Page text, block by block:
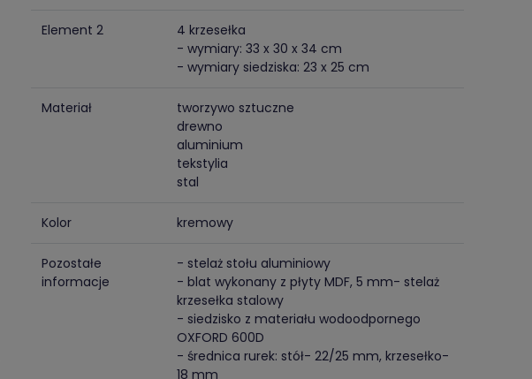
Element 2
4 krzesełka
- wymiary: 33 x 30 x 34 cm
- wymiary siedziska: 23 x 25 cm
Materiał
tworzywo sztuczne
drewno
aluminium
tekstylia
stal
Kolor kremowy
Pozostałe
informacje
- stelaż stołu aluminiowy
- blat wykonany z płyty MDF, 5 mm- stelaż
krzesełka stalowy
- siedzisko z materiału wodoodpornego
OXFORD 600D
- średnica rurek: stół- 22/25 mm, krzesełko-
18 mm